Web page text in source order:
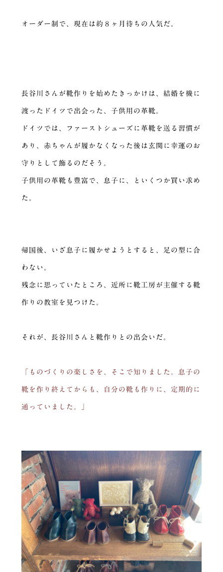
オーダー制で、現在は約８ヶ月待ちの人気だ。
長谷川さんが靴作りを始めたきっかけは、結婚を機に
渡ったドイツで出会った、子供用の革靴。
ドイツでは、ファーストシューズに革靴を送る習慣が
あり、赤ちゃんが履かなくなった後は玄関に幸運のお
守りとして飾るのだそう。
子供用の革靴も豊富で、息子に、といくつか買い求め
た。
帰国後、いざ息子に履かせようとすると、足の型に合
わない。
残念に思っていたところ、近所に靴工房が主催する靴
作りの教室を見つけた。
それが、長谷川さんと靴作りとの出会いだ。
「ものづくりの楽しさを、そこで知りました。息子の
靴を作り終えてからも、自分の靴も作りに、定期的に
通っていました。」